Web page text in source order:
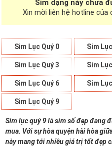
Sim dạng này chưa
Xin mời liên hệ hotline
Sim Lục Quý 0 Sim
Sim Lục Quý 3 Sim
Sim Lục Quý 6 Sim
Sim Lục Quý 9
Sim lục quý 9 là sim số đẹp đang
mua. Với sự hòa quyện hài hòa
này mang tới nhiều giá trị tốt đẹp